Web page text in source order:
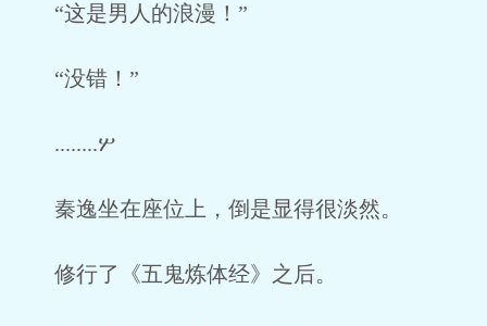
“这是男人的浪漫！”
“没错！”
........ሦ
秦逸坐在座位上，倒是显得很淡然。
修行了《五鬼炼体经》之后。